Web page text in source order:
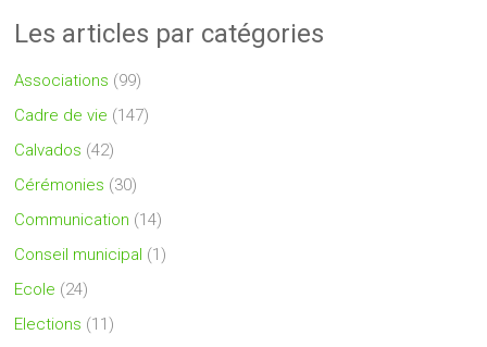
Les articles par catégories
Associations (99)
Cadre de vie (147)
Calvados (42)
Cérémonies (30)
Communication (14)
Conseil municipal (1)
Ecole (24)
Elections (11)